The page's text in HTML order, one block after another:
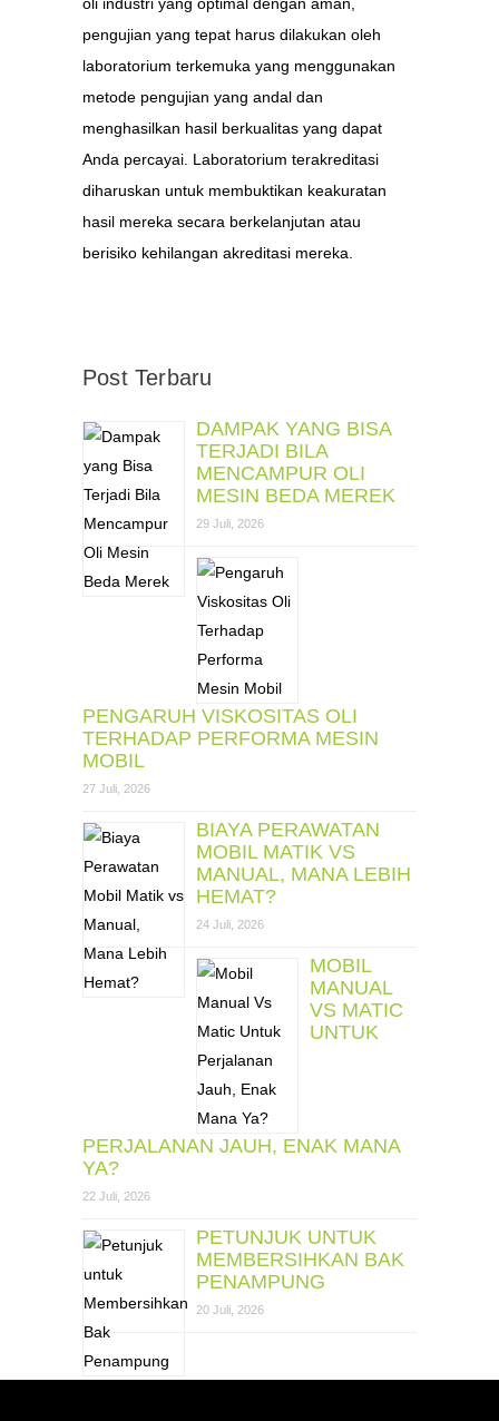
pengujian yang tepat harus dilakukan oleh
laboratorium terkemuka yang menggunakan
metode pengujian yang andal dan
menghasilkan hasil berkualitas yang dapat
Anda percayai. Laboratorium terakreditasi
diharuskan untuk membuktikan keakuratan
hasil mereka secara berkelanjutan atau
berisiko kehilangan akreditasi mereka.
Post Terbaru
DAMPAK YANG BISA
TERJADI BILA
MENCAMPUR OLI
MESIN BEDA MEREK
29 Juli, 2026
PENGARUH VISKOSITAS OLI
TERHADAP PERFORMA MESIN
MOBIL
27 Juli, 2026
BIAYA PERAWATAN
MOBIL MATIK VS
MANUAL, MANA LEBIH
HEMAT?
24 Juli, 2026
MOBIL
MANUAL
VS MATIC
UNTUK
PERJALANAN JAUH, ENAK MANA
YA?
22 Juli, 2026
PETUNJUK UNTUK
MEMBERSIHKAN BAK
PENAMPUNG
20 Juli, 2026